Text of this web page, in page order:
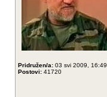
Pridružen/a: 03 svi 2009, 16:49
Postovi: 41720